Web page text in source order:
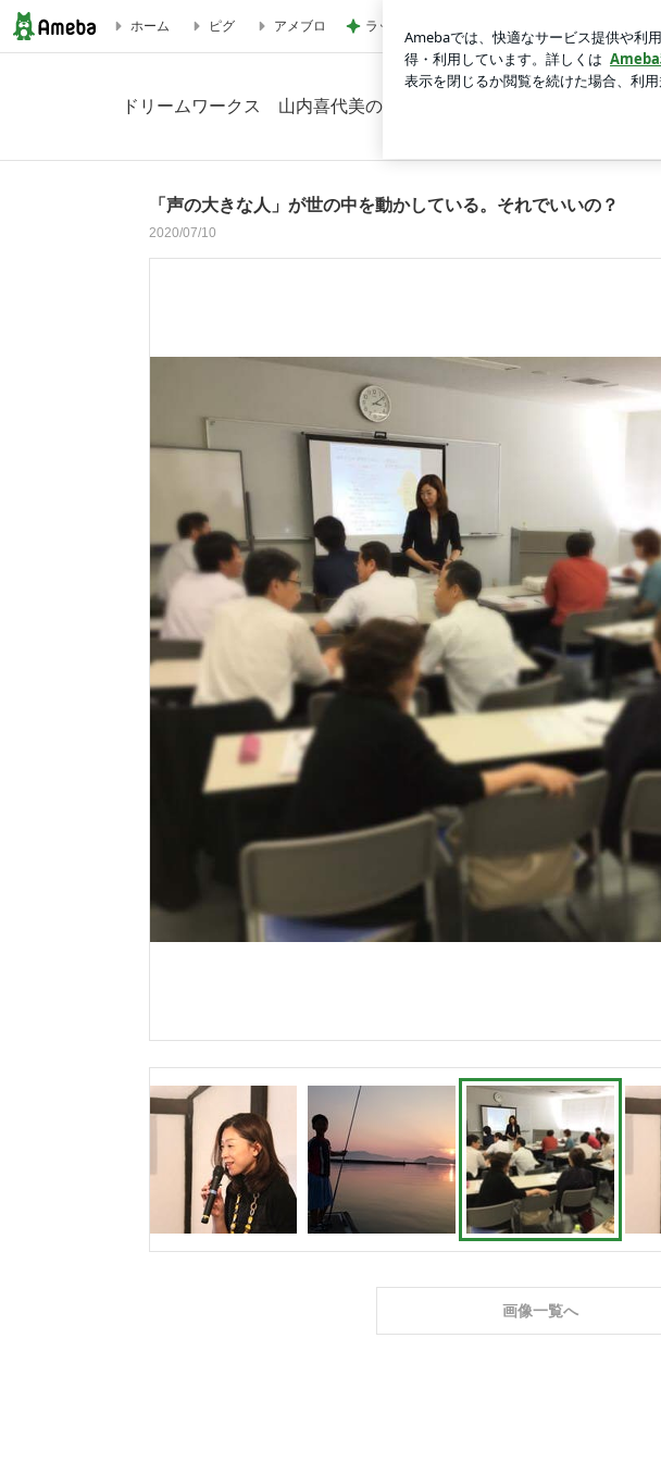
「声の大きな人」が世の中を動かしている。それでいいの？の画像 2枚中2枚目
ホーム ピグ アメブロ ラックに納豆まで飾ってみた結果
ドリームワークス 山内喜代美のブログ
「声の大きな人」が世の中を動かしている。それでいいの？
2020/07/10
画像一覧へ